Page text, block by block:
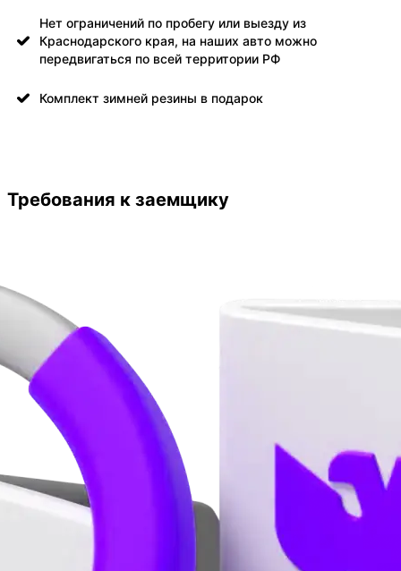
Нет ограничений по пробегу или выезду из
Краснодарского края, на наших авто можно
передвигаться по всей территории РФ
Комплект зимней резины в подарок
Требования к заемщику